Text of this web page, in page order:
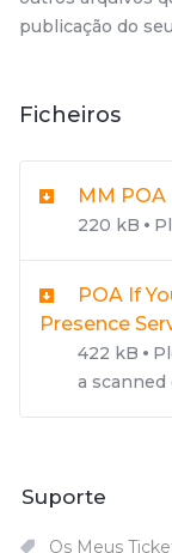
publicação do
Ficheiros
MM POA
220 kB
POA If
Presence
422 kB
a scanned
Suporte
Os Meus